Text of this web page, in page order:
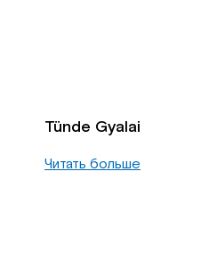
Tünde Gyalai
Читать больше